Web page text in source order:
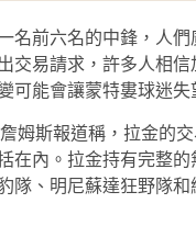
名前六名的中鋒，人
交易請求，許多人相
可能會讓蒙特婁球迷失
姆斯報道稱，拉金的
在內。拉金持有完整
隊、明尼蘇達狂野隊